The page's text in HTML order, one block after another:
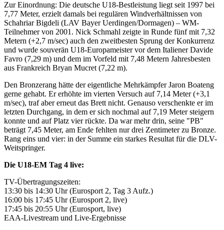
Zur Einordnung: Die deutsche U18-Bestleistung liegt seit 1997 bei
7,77 Meter, erzielt damals bei regulären Windverhältnissen von
Schahriar Bigdeli (LAV Bayer Uerdingen/Dormagen) – WM-
Teilnehmer von 2001. Nick Schmahl zeigte in Runde fünf mit 7,32
Metern (+2,7 m/sec) auch den zweitbesten Sprung der Konkurrenz
und wurde souverän U18-Europameister vor dem Italiener Davide
Favro (7,29 m) und dem im Vorfeld mit 7,48 Metern Jahresbesten
aus Frankreich Bryan Mucret (7,22 m).
Den Bronzerang hätte der eigentliche Mehrkämpfer Jaron Boateng
gerne gehabt. Er erhöhte im vierten Versuch auf 7,14 Meter (+3,1
m/sec), traf aber erneut das Brett nicht. Genauso verschenkte er im
letzten Durchgang, in dem er sich nochmal auf 7,19 Meter steigern
konnte und auf Platz vier rückte. Da war mehr drin, seine "PB"
beträgt 7,45 Meter, am Ende fehlten nur drei Zentimeter zu Bronze.
Rang eins und vier: in der Summe ein starkes Resultat für die DLV-
Weitspringer.
Die U18-EM Tag 4 live:
TV-Übertragungszeiten:
13:30 bis 14:30 Uhr (Eurosport 2, Tag 3 Aufz.)
16:00 bis 17:45 Uhr (Eurosport 2, live)
17:45 bis 20:55 Uhr (Eurosport, live)
EAA-Livestream und Live-Ergebnisse